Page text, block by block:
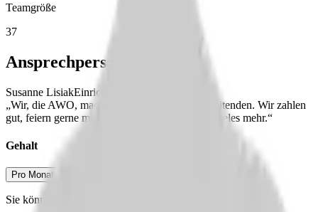
Teamgröße
37
Ansprechperson
Susanne LisiakEinrichtungsleiterin
„Wir, die AWO, machen viel für unsere Mitarbeitenden. Wir zahlen
gut, feiern gerne mit unserem tollen Team und vieles mehr.“
Gehalt
Pro Monat
Sie können ein Bruttogehalt erwarten von